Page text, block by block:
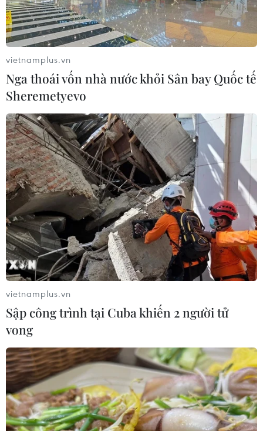
vietnamplus.vn
Nga thoái vốn nhà nước khỏi Sân bay Quốc tế
Sheremetyevo
vietnamplus.vn
Sập công trình tại Cuba khiến 2 người tử
vong